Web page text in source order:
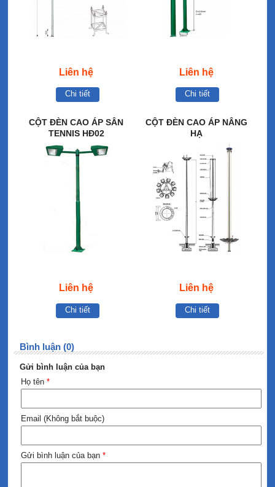
Liên hệ
Chi tiết
Liên hệ
Chi tiết
CỘT ĐÈN CAO ÁP SÂN
TENNIS HĐ02
Liên hệ
Chi tiết
CỘT ĐÈN CAO ÁP NÂNG
HẠ
Liên hệ
Chi tiết
Bình luận (0)
Gửi bình luận của bạn
Họ tên *
Email (Không bắt buộc)
Gửi bình luận của bạn *